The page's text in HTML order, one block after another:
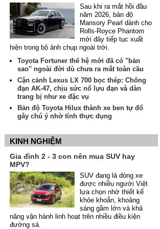
Sau khi ra mắt hồi đầu
năm 2026, bản độ
Mansory Pearl dành cho
Rolls-Royce Phantom
mới đây tiếp tục xuất
hiện trong bộ ảnh chụp ngoài trời.
Toyota Fortuner thế hệ mới đã có "bản
sao" ngoài đời dù chưa ra mắt toàn cầu
Cận cảnh Lexus LX 700 bọc thép: Chống
đạn AK-47, chịu sức nổ lựu đạn và dàn
trang bị như xe đặc vụ
Bản độ Toyota Hilux thành xe ben tự đổ
gây chú ý nhờ tính thực dụng
KINH NGHIỆM
Gia đình 2 - 3 con nên mua SUV hay
MPV?
SUV đang là dòng xe
được nhiều người Việt
lựa chọn nhờ thiết kế
khỏe khoắn, khoảng
sáng gầm lớn và khả
năng vận hành linh hoạt trên nhiều điều kiện
đường sá.